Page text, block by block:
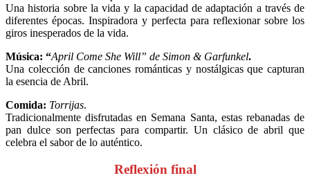
Una historia sobre la vida y la capacidad de adaptación a través de
diferentes épocas. Inspiradora y perfecta para reflexionar sobre los
giros inesperados de la vida.
Música: “April Come She Will” de Simon & Garfunkel.
Una colección de canciones románticas y nostálgicas que capturan
la esencia de Abril.
Comida: Torrijas.
Tradicionalmente disfrutadas en Semana Santa, estas rebanadas de
pan dulce son perfectas para compartir. Un clásico de abril que
celebra el sabor de lo auténtico.
Reflexión final